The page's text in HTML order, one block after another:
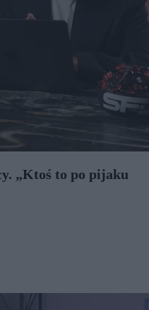
„Ktoś to po pijaku